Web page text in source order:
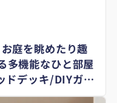
庭を眺めたり趣
多機能なひと部屋
ドデッキ/DIYガー